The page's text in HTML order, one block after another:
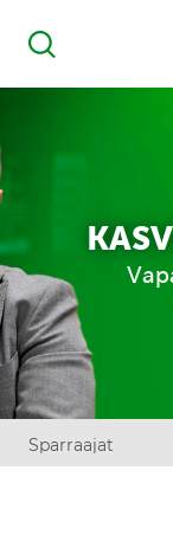
Haku
Sparraajat